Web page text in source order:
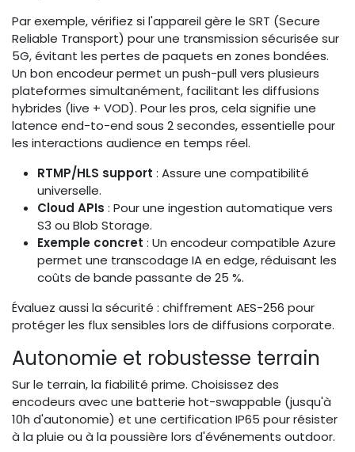
Par exemple, vérifiez si l'appareil gère le SRT (Secure
Reliable Transport) pour une transmission sécurisée sur
5G, évitant les pertes de paquets en zones bondées.
Un bon encodeur permet un push-pull vers plusieurs
plateformes simultanément, facilitant les diffusions
hybrides (live + VOD). Pour les pros, cela signifie une
latence end-to-end sous 2 secondes, essentielle pour
les interactions audience en temps réel.
RTMP/HLS support : Assure une compatibilité
universelle.
Cloud APIs : Pour une ingestion automatique vers
S3 ou Blob Storage.
Exemple concret : Un encodeur compatible Azure
permet une transcodage IA en edge, réduisant les
coûts de bande passante de 25 %.
Évaluez aussi la sécurité : chiffrement AES-256 pour
protéger les flux sensibles lors de diffusions corporate.
Autonomie et robustesse terrain
Sur le terrain, la fiabilité prime. Choisissez des
encodeurs avec une batterie hot-swappable (jusqu'à
10h d'autonomie) et une certification IP65 pour résister
à la pluie ou à la poussière lors d'événements outdoor.